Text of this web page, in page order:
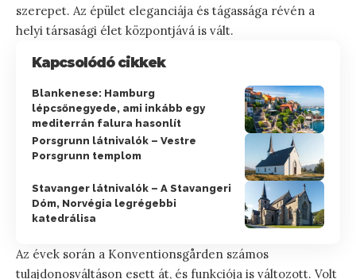
szerepet. Az épület eleganciája és tágassága révén a
helyi társasági élet központjává is vált.
Kapcsolódó cikkek
Blankenese: Hamburg
lépcsőnegyede, ami inkább egy
mediterrán falura hasonlít
Porsgrunn látnivalók – Vestre
Porsgrunn templom
Stavanger látnivalók – A Stavangeri
Dóm, Norvégia legrégebbi
katedrálisa
Az évek során a Konventionsgården számos
tulajdonosváltáson esett át, és funkciója is változott. Volt